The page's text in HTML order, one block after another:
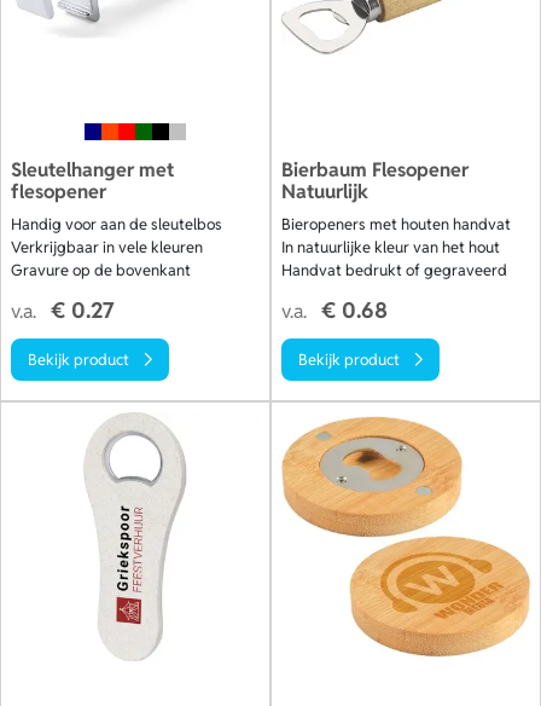
Sleutelhanger met
flesopener
Handig voor aan de sleutelbos
Verkrijgbaar in vele kleuren
Gravure op de bovenkant
v.a. € 0.27
Bekijk product
Bierbaum Flesopener
Natuurlijk
Bieropeners met houten handvat
In natuurlijke kleur van het hout
Handvat bedrukt of gegraveerd
v.a. € 0.68
Bekijk product